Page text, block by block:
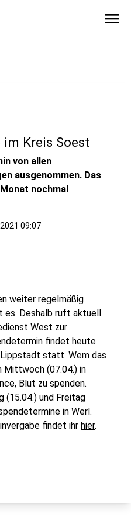
menu
Kreis Soest
von allen
ausgenommen. Das
nochmal
09:07
weiter regelmäßig
es. Deshalb ruft aktuell
West zur
findet heute
statt. Wem das
Mittwoch (07.04.) in
Blut zu spenden.
(15.04.) und Freitag
in Werl.
findet ihr hier.